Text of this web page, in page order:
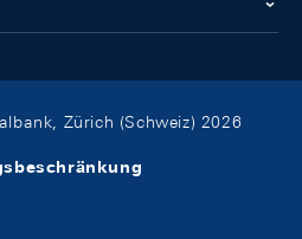
Zürich (Schweiz) 2026